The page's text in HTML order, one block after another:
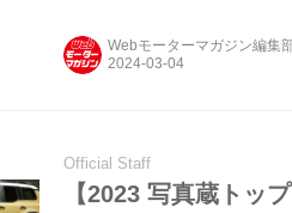
Webモーターマガジン編集
Official Staff
【2023 写真蔵トッ